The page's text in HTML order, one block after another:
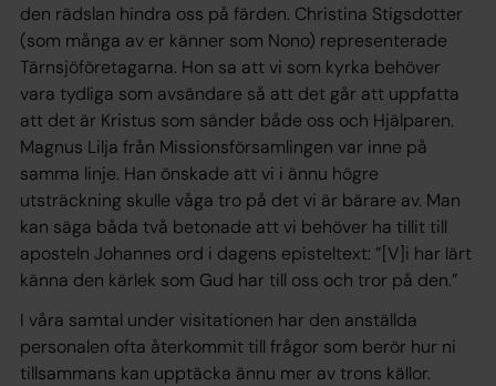
den rädslan hindra oss på färden. Christina Stigsdotter
(som många av er känner som Nono) representerade
Tärnsjöföretagarna. Hon sa att vi som kyrka behöver
vara tydliga som avsändare så att det går att uppfatta
att det är Kristus som sänder både oss och Hjälparen.
Magnus Lilja från Missionsförsamlingen var inne på
samma linje. Han önskade att vi i ännu högre
utsträckning skulle våga tro på det vi är bärare av. Man
kan säga båda två betonade att vi behöver ha tillit till
aposteln Johannes ord i dagens episteltext: ”[V]i har lärt
känna den kärlek som Gud har till oss och tror på den.”
I våra samtal under visitationen har den anställda
personalen ofta återkommit till frågor som berör hur ni
tillsammans kan upptäcka ännu mer av trons källor.